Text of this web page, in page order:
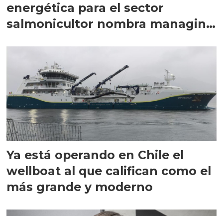
energética para el sector
salmonicultor nombra managing
Ya está operando en Chile el
wellboat al que califican como el
más grande y moderno